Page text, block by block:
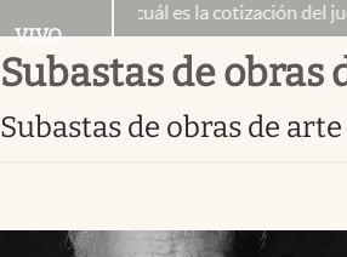
Infotechnology
Eventos Corporativos
VIVO
hoy: cuál es la cotización del jueves 6
subastas de obras
subastas de obras de arte